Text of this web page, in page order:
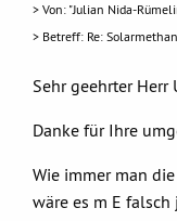
> Von: "Julian Nida-
> Betreff: Re:
Sehr geehrter Herr
Danke für Ihre
Wie immer man
wäre es m E